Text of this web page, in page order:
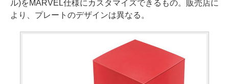
ル)をMARVEL仕様にカスタマイズできるもの。販売店に
より、プレートのデザインは異なる。